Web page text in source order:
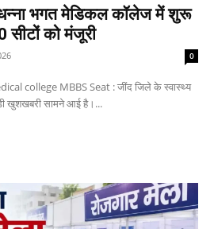
भगत मेडिकल कॉलेज में शुरू
सीटों को मंजूरी
0
college MBBS Seat : जींद जिले के स्वास्थ्य
खुशखबरी सामने आई है।...